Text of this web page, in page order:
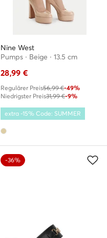
Nine West
Pumps · Beige · 13.5 cm
28,99 €
Regulärer Preis56,99 €-49%
Niedrigster Preis31,99 €-9%
extra -15% Code: SUMMER
-36%